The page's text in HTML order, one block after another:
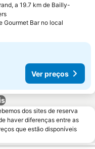
a 19.7 km de Bailly-
Gourmet Bar no local
Ver preços
dos sites de reserva
haver diferenças entre as
que estão disponíveis